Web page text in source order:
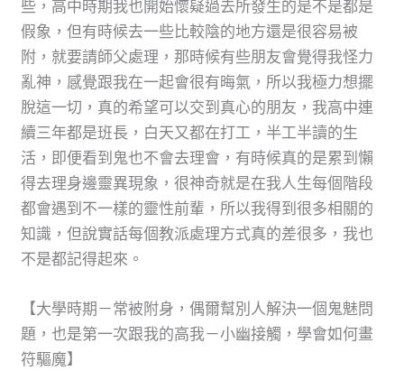
些，高中時期我也開始懷疑過去所發生的是不是都是
假象，但有時候去一些比較陰的地方還是很容易被
附，就要請師父處理，那時候有些朋友會覺得我怪力
亂神，感覺跟我在一起會很有晦氣，所以我極力想擺
脫這一切，真的希望可以交到真心的朋友，我高中連
續三年都是班長，白天又都在打工，半工半讀的生
活，即便看到鬼也不會去理會，有時候真的是累到懶
得去理身邊靈異現象，很神奇就是在我人生每個階段
都會遇到不一樣的靈性前輩，所以我得到很多相關的
知識，但說實話每個教派處理方式真的差很多，我也
不是都記得起來。
【大學時期－常被附身，偶爾幫別人解決一個鬼魅問
題，也是第一次跟我的高我－小幽接觸，學會如何畫
符驅魔】